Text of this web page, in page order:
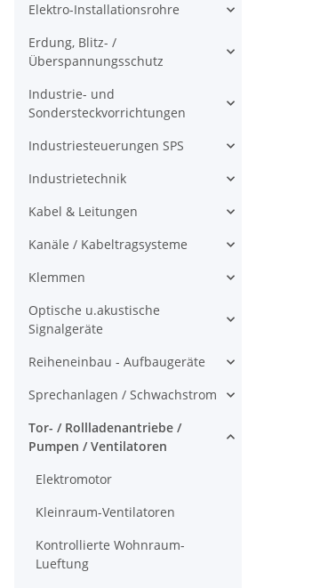
Elektro-Installationsrohre
Erdung, Blitz- /
Überspannungsschutz
Industrie- und
Sondersteckvorrichtungen
Industriesteuerungen SPS
Industrietechnik
Kabel & Leitungen
Kanäle / Kabeltragsysteme
Klemmen
Optische u.akustische
Signalgeräte
Reiheneinbau - Aufbaugeräte
Sprechanlagen / Schwachstrom
Tor- / Rollladenantriebe /
Pumpen / Ventilatoren
Elektromotor
Kleinraum-Ventilatoren
Kontrollierte Wohnraum-
Lueftung